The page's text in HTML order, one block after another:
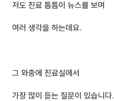
저도 진료 틈틈이 뉴스를 보며
여러 생각을 하는데요.
그 와중에 진료실에서
가장 많이 듣는 질문이 있습니다.